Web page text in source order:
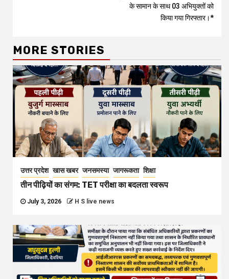
के सामान के साथ 03 अभियुक्तों को
किया गया गिरफ्तार।*
MORE STORIES
उत्तर प्रदेश खास खबर जनसमस्या जागरूकता शिक्षा
तीन पीढ़ियों का संगम: TET परीक्षा का बदलता स्वरूप
July 3, 2026 H S live news